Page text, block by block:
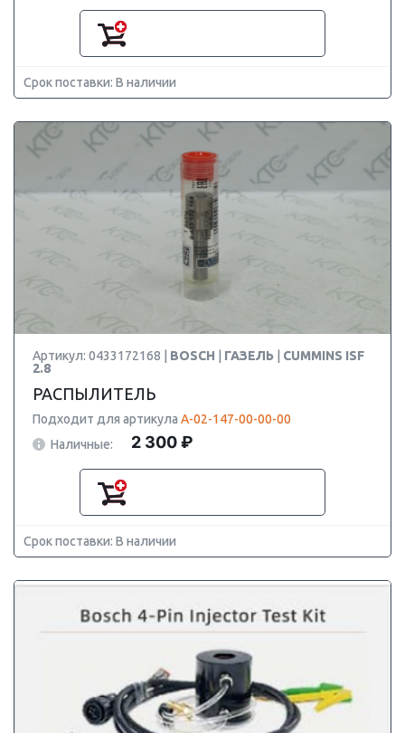
Срок поставки: В наличии
Артикул: 0433172168 | BOSCH ГАЗЕЛЬ
CUMMINS ISF
2.8
РАСПЫЛИТЕЛЬ
Подходит для артикула А-02-147-00-00-00
Наличные:
2 300 ₽
Срок поставки: В наличии